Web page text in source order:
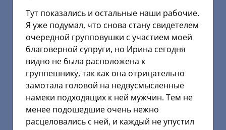
Тут показались и остальные наши рабочие.
Я уже подумал, что снова стану свидетелем
очередной групповушки с участием моей
благоверной супруги, но Ирина сегодня
видно не была расположена к
группешнику, так как она отрицательно
замотала головой на недвусмысленные
намеки подходящих к ней мужчин. Тем не
менее подошедшие очень нежно
расцеловались с ней, и каждый не упустил